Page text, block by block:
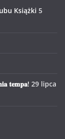
Książki 5
𝐭𝐞𝐦𝐩𝐚! 29 lipca